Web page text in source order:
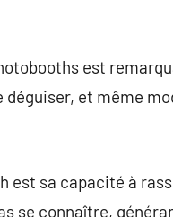
est
et même
est sa capacité à
se connaître,